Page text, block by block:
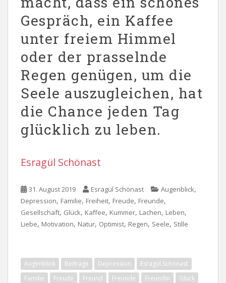
Gespräch, ein Kaffee
unter freiem Himmel
oder der prasselnde
Regen genügen, um die
Seele auszugleichen, hat
die Chance jeden Tag
glücklich zu leben.
Esragül Schönast
31. August 2019 Esragül Schönast Augenblick,
Depression, Familie, Freiheit, Freude, Freunde,
Gesellschaft, Glück, Kaffee, Kummer, Lachen, Leben,
Liebe, Motivation, Natur, Optimist, Regen, Seele, Stille
Augenblick Beiträge Depression
Esragül Schönast
Familie
Freude Freund Freunde Freundin
Glück